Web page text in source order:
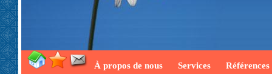
À propos de nous Services Références